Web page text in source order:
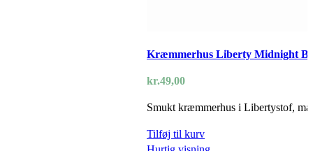
Kræmmerhus Liberty Midnight
kr.49,00
Smukt kræmmerhus i Libertystof,
Tilføj til kurv